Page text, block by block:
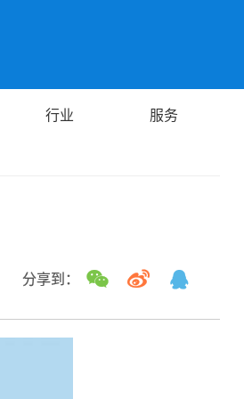
行业 服务
分享到：